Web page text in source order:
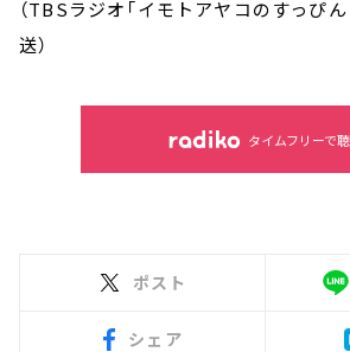
（TBSラジオ「イモトアヤコのすっぴ
送）
タイムフリーで
ポスト
シェア